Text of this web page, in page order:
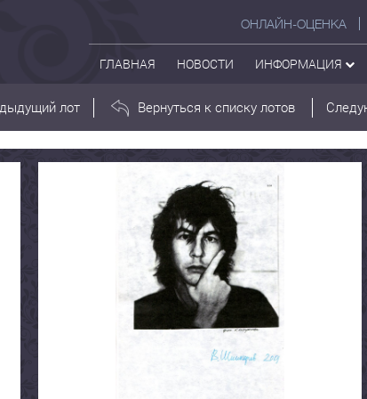
ОНЛАЙН-ОЦЕНКА
ГЛАВНАЯ НОВОСТИ ИНФОРМАЦИЯ
лот Вернуться к списку лотов